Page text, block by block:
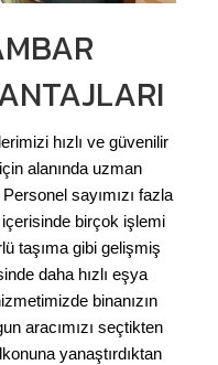
hızlı ve güvenilir
alanında uzman
sayımızı fazla
birçok işlemi
taşıma gibi gelişmiş
daha hızlı eşya
binanızın
aracımızı seçtikten
yanaştırdıktan